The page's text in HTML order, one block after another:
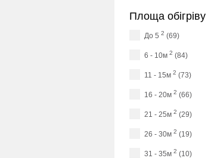
Площа обігріву
до 5 2 (69)
6 - 10м 2 (84)
11 - 15м 2 (73)
16 - 20м 2 (66)
21 - 25м 2 (29)
26 - 30м 2 (19)
31 - 35м 2 (10)